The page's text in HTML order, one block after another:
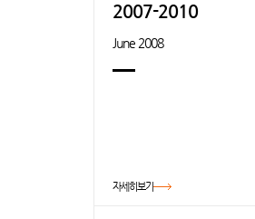
2007-2010
June 2008
자세히보기